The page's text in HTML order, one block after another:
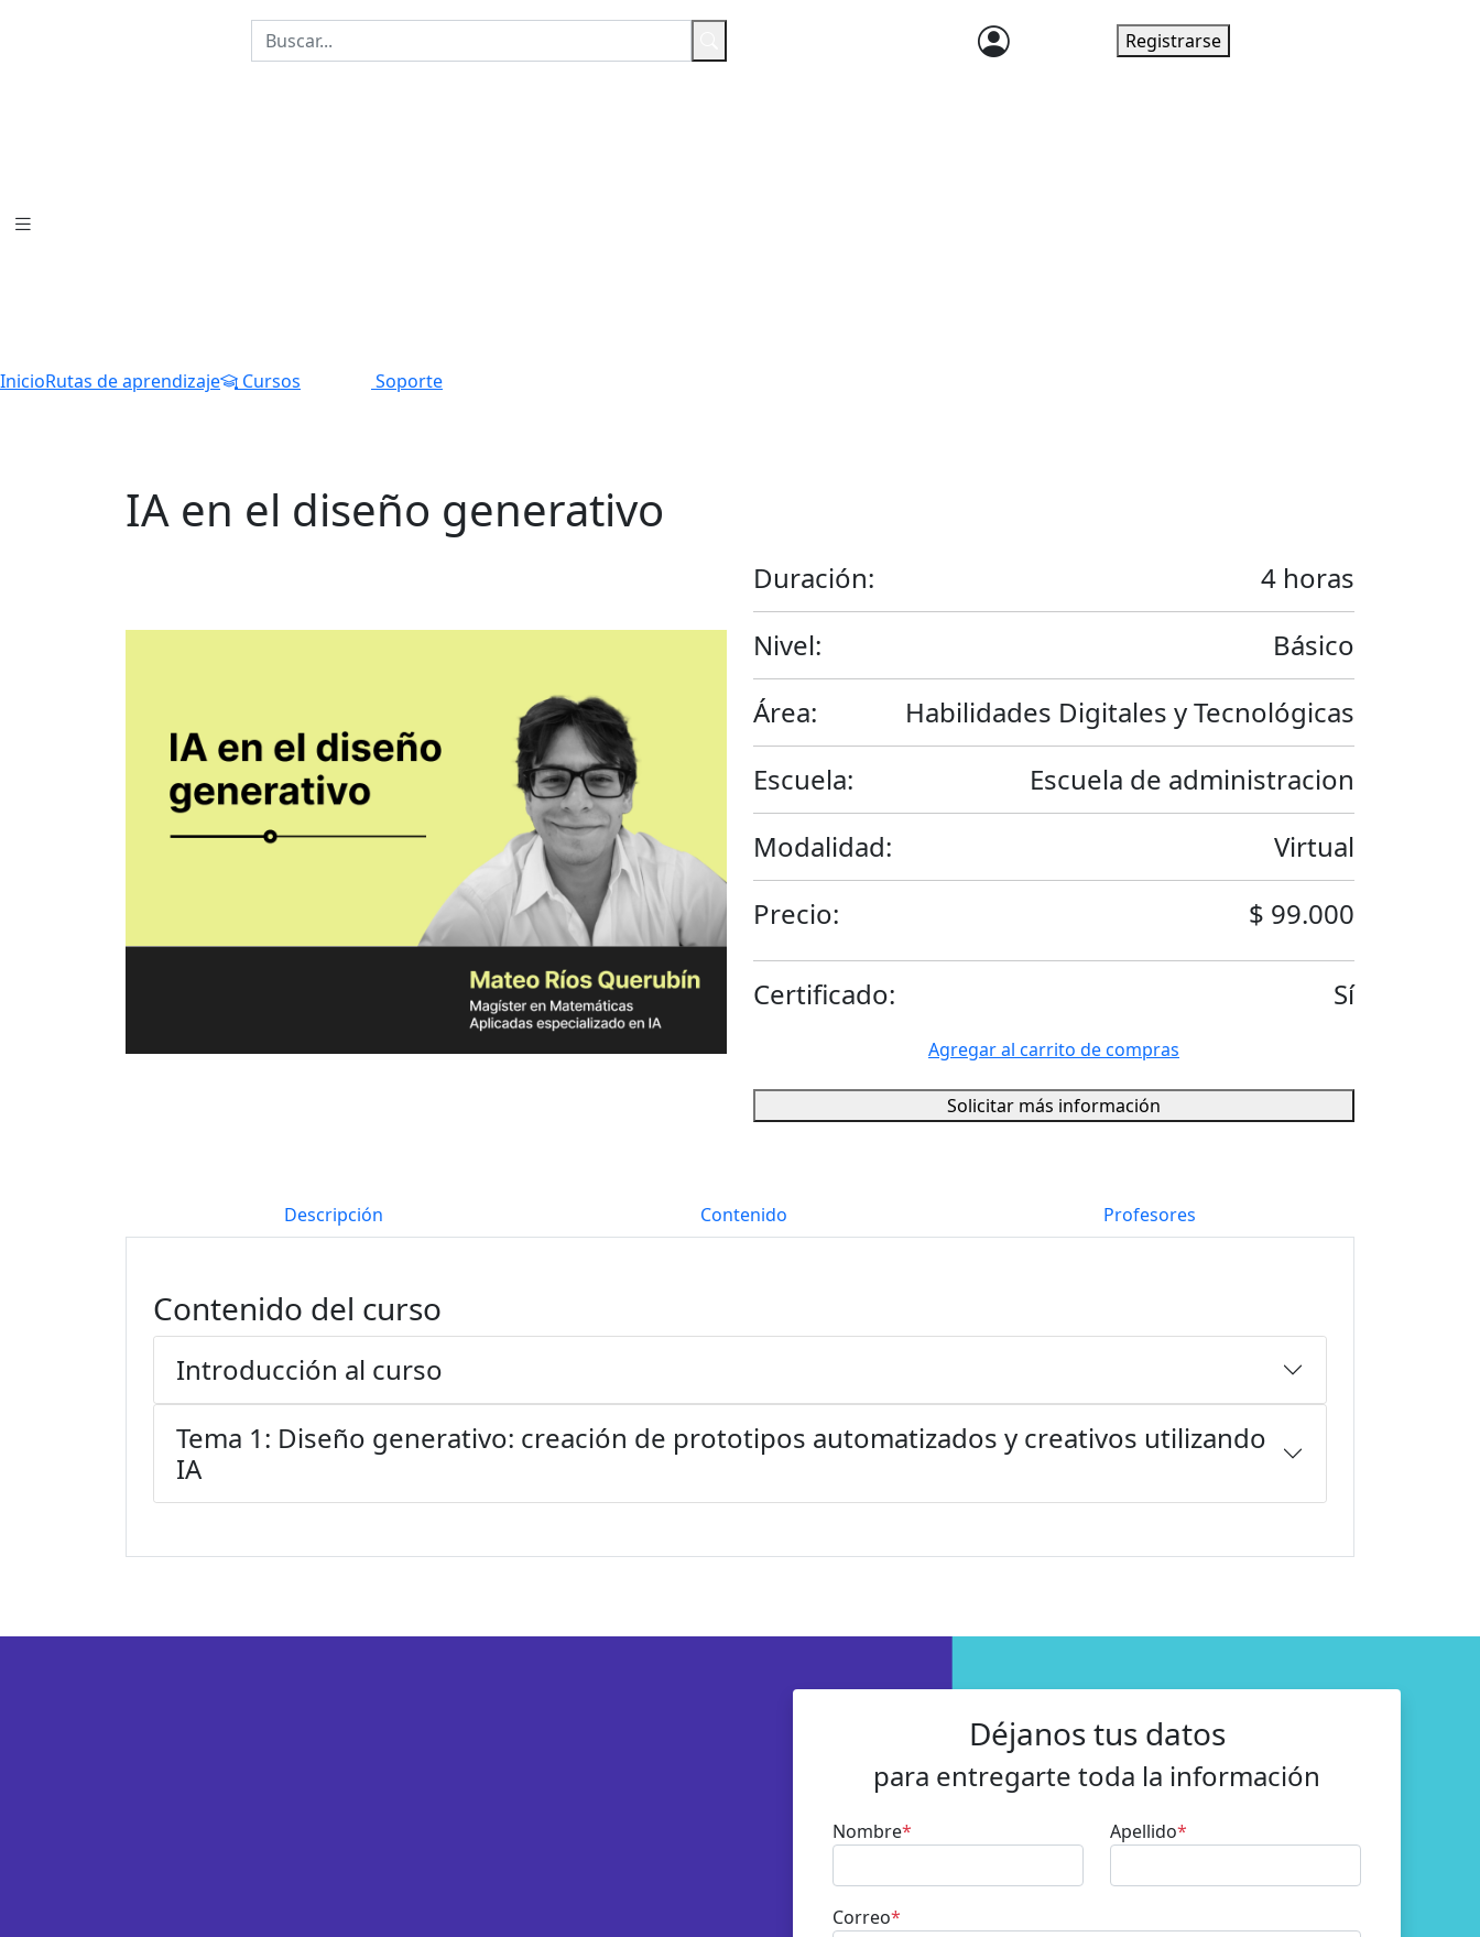
Registrarse
InicioRutas de aprendizaje Cursos Soporte
IA en el diseño generativo
Duración:
4 horas
Nivel:
Básico
Área:
Habilidades Digitales y Tecnológicas
Escuela:
Escuela de administracion
Modalidad:
Virtual
Precio:
$ 99.000
Certificado: Sí
Agregar al carrito de compras
Solicitar más información
Descripción Contenido Profesores
Contenido del curso
Introducción al curso
Tema 1: Diseño generativo: creación de prototipos automatizados y creativos utilizando
IA
Déjanos tus datos
para entregarte toda la información
Nombre* Apellido*
Correo*